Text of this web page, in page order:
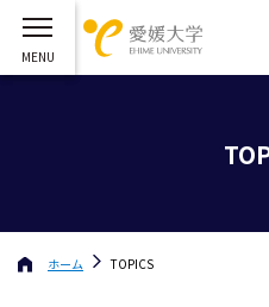
ホーム TOPICS